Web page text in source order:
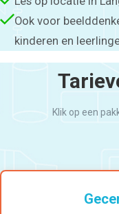
Ook voor
kinderen en
Klik op een